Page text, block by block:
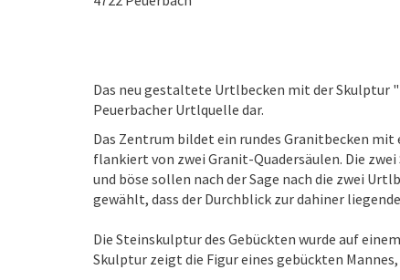
Das neu gestaltete Urtlbecken mit der Skulptur
Peuerbacher Urtlquelle dar.
Das Zentrum bildet ein rundes Granitbecken mit
flankiert von zwei Granit-Quadersäulen. Die
und böse sollen nach der Sage nach die zwei
gewählt, dass der Durchblick zur dahiner
Die Steinskulptur des Gebückten wurde auf
Skulptur zeigt die Figur eines gebückten Mannes,